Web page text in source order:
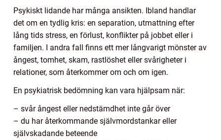
Psykiskt lidande har många ansikten. Ibland handlar
det om en tydlig kris: en separation, utmattning efter
lång tids stress, en förlust, konflikter på jobbet eller i
familjen. I andra fall finns ett mer långvarigt mönster av
ångest, tomhet, skam, rastlöshet eller svårigheter i
relationer, som återkommer om och om igen.
En psykiatrisk bedömning kan vara hjälpsam när:
– svår ångest eller nedstämdhet inte går över
– du har återkommande självmordstankar eller
självskadande beteende